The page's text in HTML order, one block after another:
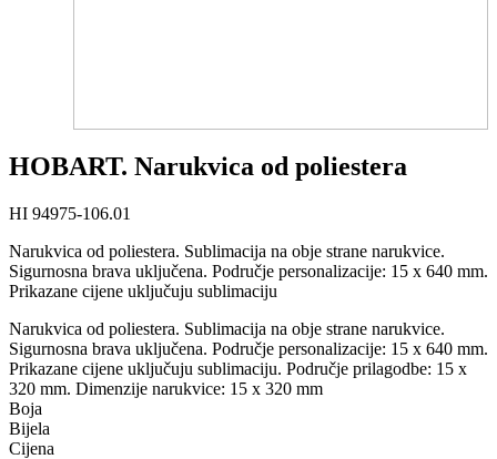
HOBART. Narukvica od poliestera
HI 94975-106.01
Narukvica od poliestera. Sublimacija na obje strane narukvice.
Sigurnosna brava uključena. Područje personalizacije: 15 x 640 mm.
Prikazane cijene uključuju sublimaciju
Narukvica od poliestera. Sublimacija na obje strane narukvice.
Sigurnosna brava uključena. Područje personalizacije: 15 x 640 mm.
Prikazane cijene uključuju sublimaciju. Područje prilagodbe: 15 x
320 mm. Dimenzije narukvice: 15 x 320 mm
Boja
Bijela
Cijena